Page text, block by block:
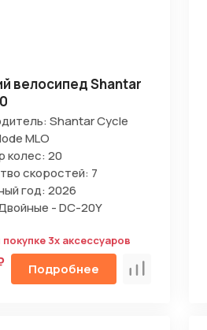
велосипед Shantar
Shantar Cycle
MLO
колес: 20
скоростей: 7
год: 2026
- DC-20Y
3х аксессуаров
Подробнее Сравнить